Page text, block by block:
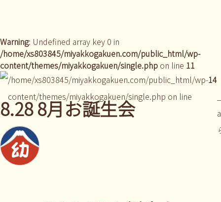
Warning: Undefined array key 0 in
/home/xs803845/miyakkogakuen.com/public_html/wp-
content/themes/miyakkogakuen/single.php on line 11
/home/xs803845/miyakkogakuen.com/public_html/wp-
content/themes/miyakkogakuen/single.php on line
14
8.28 8月お誕生会